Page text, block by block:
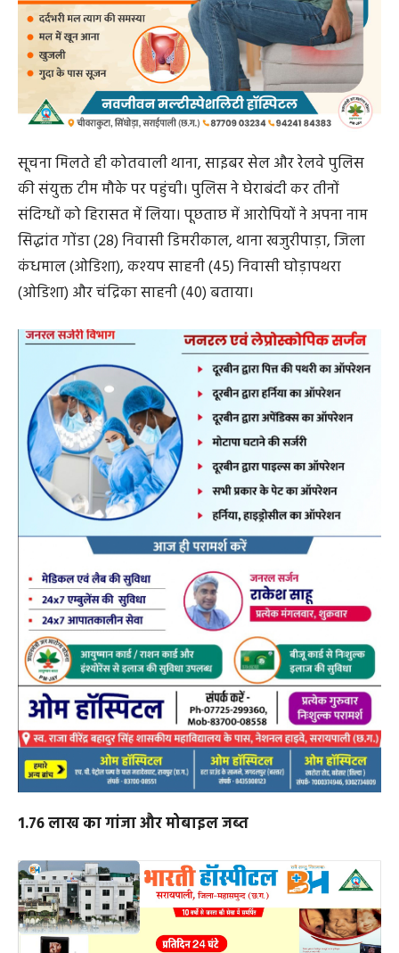
सूचना मिलते ही कोतवाली थाना, साइबर सेल और रेलवे पुलिस
की संयुक्त टीम मौके पर पहुंची। पुलिस ने घेराबंदी कर तीनों
संदिग्धों को हिरासत में लिया। पूछताछ में आरोपियों ने अपना नाम
सिद्धांत गोंडा (28) निवासी डिमरीकाल, थाना खजुरीपाड़ा, जिला
कंधमाल (ओडिशा), कश्यप साहनी (45) निवासी घोड़ापथरा
(ओडिशा) और चंद्रिका साहनी (40) बताया।
1.76 लाख का गांजा और मोबाइल जब्त